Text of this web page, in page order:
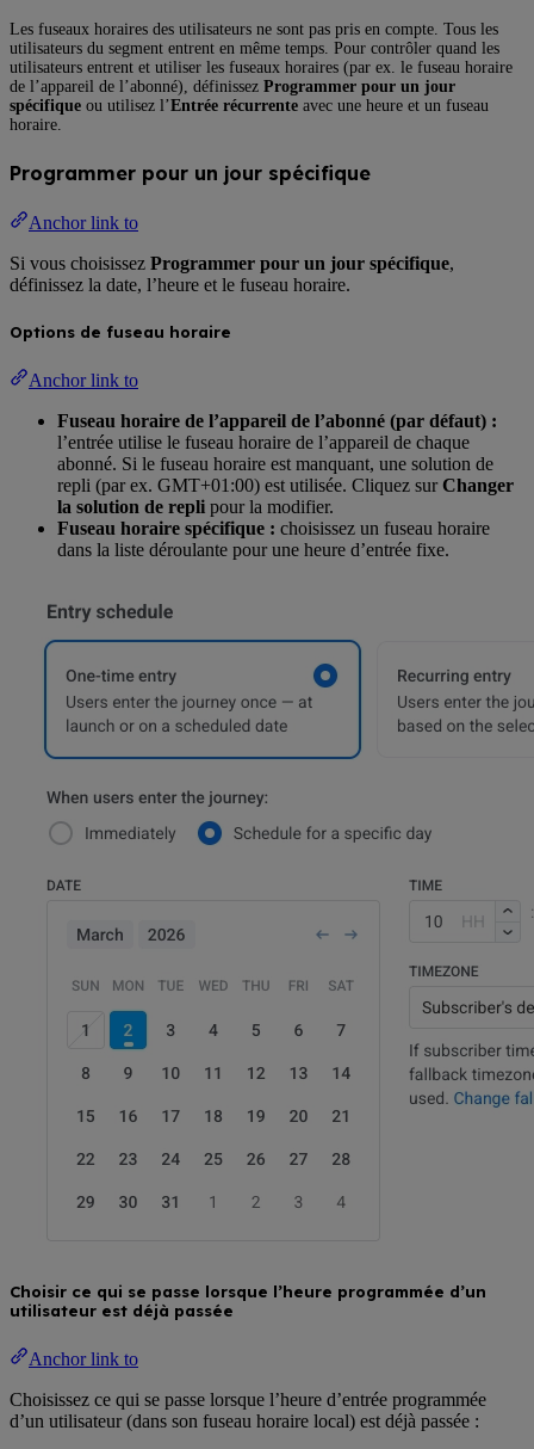
Les fuseaux horaires des utilisateurs ne sont pas pris en compte. Tous les
utilisateurs du segment entrent en même temps. Pour contrôler quand les
utilisateurs entrent et utiliser les fuseaux horaires (par ex. le fuseau horaire
de l’appareil de l’abonné), définissez Programmer pour un jour
spécifique ou utilisez l’Entrée récurrente avec une heure et un fuseau
horaire.
Programmer pour un jour spécifique
Anchor link to
Si vous choisissez Programmer pour un jour spécifique,
définissez la date, l’heure et le fuseau horaire.
Options de fuseau horaire
Anchor link to
Fuseau horaire de l’appareil de l’abonné (par défaut) :
l’entrée utilise le fuseau horaire de l’appareil de chaque
abonné. Si le fuseau horaire est manquant, une solution de
repli (par ex. GMT+01:00) est utilisée. Cliquez surChanger
la solution de repli pour la modifier.
Fuseau horaire spécifique : choisissez un fuseau horaire
dans la liste déroulante pour une heure d’entrée fixe.
Choisir ce qui se passe lorsque l’heure programmée d’un
utilisateur est déjà passée
Anchor link to
Choisissez ce qui se passe lorsque l’heure d’entrée programmée
d’un utilisateur (dans son fuseau horaire local) est déjà passée :